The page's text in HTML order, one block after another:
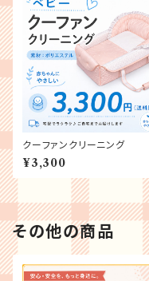
クーファンクリーニング
¥3,300
その他の商品